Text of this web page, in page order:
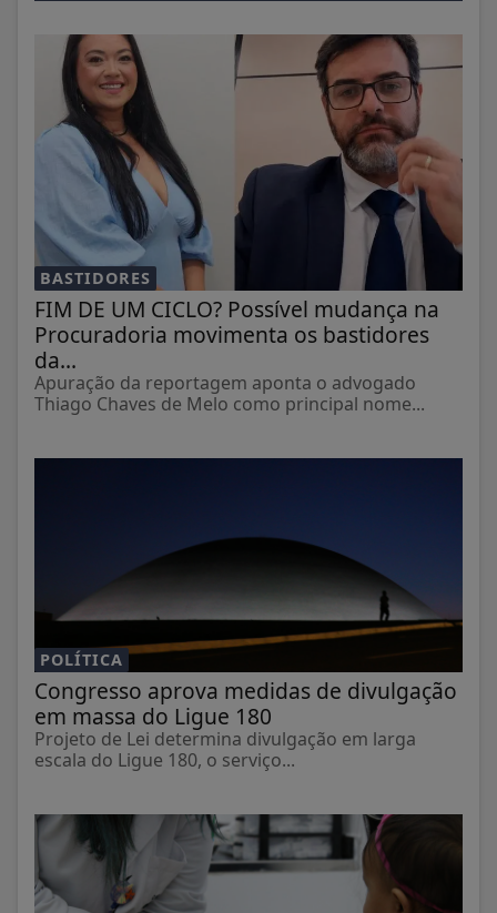
BASTIDORES
FIM DE UM CICLO? Possível mudança na
Procuradoria movimenta os bastidores
da...
Apuração da reportagem aponta o advogado
Thiago Chaves de Melo como principal nome...
POLÍTICA
Congresso aprova medidas de divulgação
em massa do Ligue 180
Projeto de Lei determina divulgação em larga
escala do Ligue 180, o serviço...